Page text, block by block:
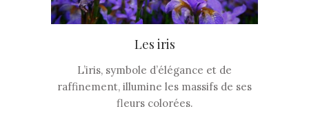
Les iris
L’iris, symbole d’élégance et de
raffinement, illumine les massifs de ses
fleurs colorées.